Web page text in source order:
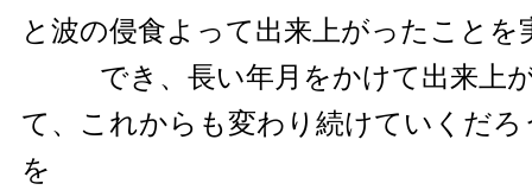
と波の侵食よって出来上がったことを
でき、長い年月をかけて出来上が
て、これからも変わり続けていくだろ
を